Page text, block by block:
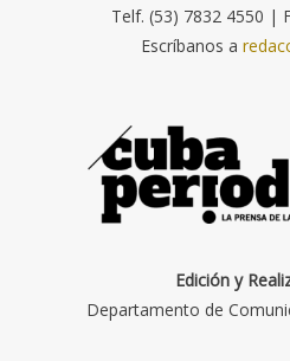
Telf. (53) 7832 4550 |
Escríbanos a
Edición y
Departamento de